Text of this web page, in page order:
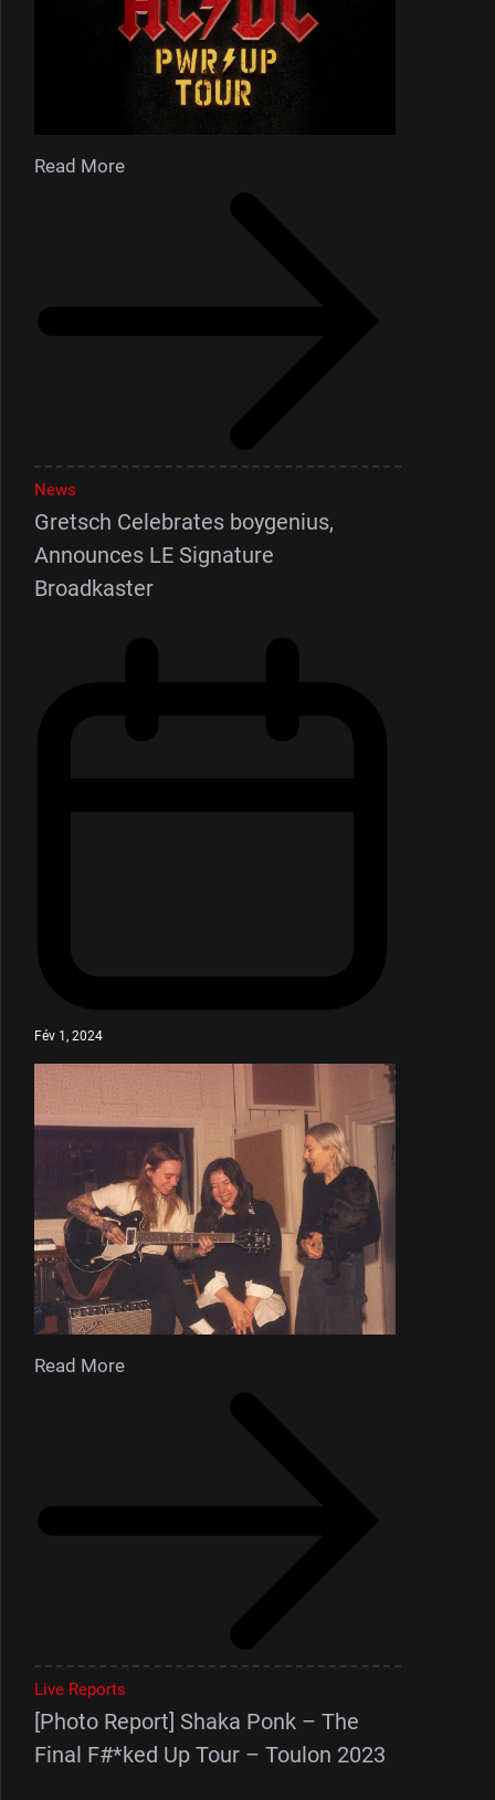
Read More
News
Gretsch Celebrates boygenius,
Announces LE Signature
Broadkaster
Fév 1, 2024
Read More
Live Reports
[Photo Report] Shaka Ponk – The
Final F#*ked Up Tour – Toulon 2023